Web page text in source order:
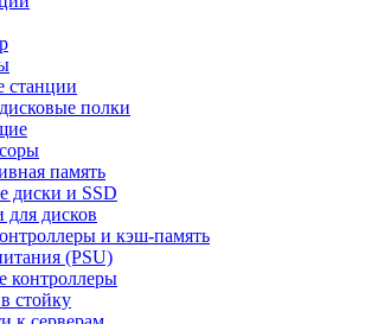
станции
полки
память
диски и SSD
для дисков
и кэш-память
(PSU)
контроллеры
стойку